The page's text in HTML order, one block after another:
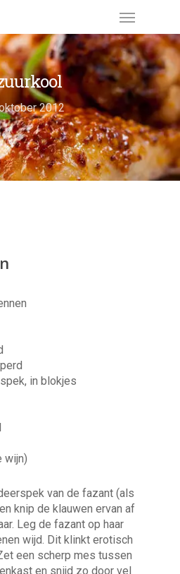
2012
in blokjes
wijn)
van de fazant (als
knip de klauwen ervan af
Leg de fazant op haar
wijd. Dit klinkt erotisch
een scherp mes tussen
en snijd zo door vel